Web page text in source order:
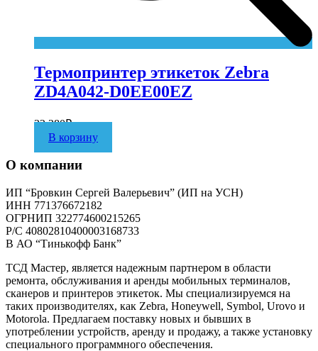
Термопринтер этикеток Zebra
ZD4A042-D0EE00EZ
32 280₽
В корзину
О компании
ИП “Бровкин Сергей Валерьевич” (ИП на УСН)
ИНН 771376672182
ОГРНИП 322774600215265
P/C 40802810400003168733
В АО “Тинькофф Банк”
ТСД Мастер, является надежным партнером в области
ремонта, обслуживания и аренды мобильных терминалов,
сканеров и принтеров этикеток. Мы специализируемся на
таких производителях, как Zebra, Honeywell, Symbol, Urovo и
Motorola. Предлагаем поставку новых и бывших в
употреблении устройств, аренду и продажу, а также установку
специального программного обеспечения.